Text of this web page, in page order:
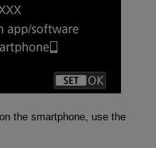
the smartphone, use the